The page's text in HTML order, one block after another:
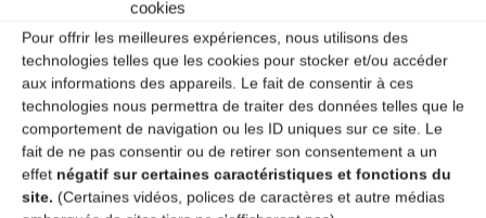
cookies
Pour offrir les meilleures expériences, nous utilisons des
technologies telles que les cookies pour stocker et/ou accéder
aux informations des appareils. Le fait de consentir à ces
technologies nous permettra de traiter des données telles que le
comportement de navigation ou les ID uniques sur ce site. Le
fait de ne pas consentir ou de retirer son consentement a un
effet négatif sur certaines caractéristiques et fonctions du
site. (Certaines vidéos, polices de caractères et autre médias